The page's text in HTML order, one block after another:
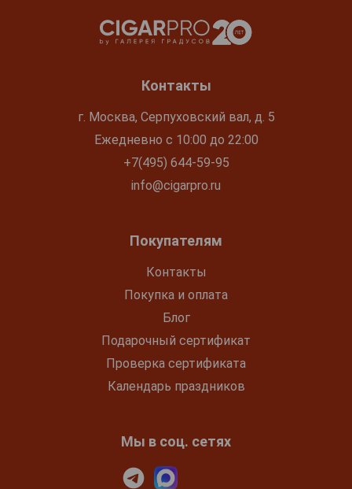
Контакты
г. Москва, Серпуховский вал, д. 5
Ежедневно с 10:00 до 22:00
+7(495) 644-59-95
info@cigarpro.ru
Покупателям
Контакты
Покупка и оплата
Блог
Подарочный сертификат
Проверка сертификата
Календарь праздников
Мы в соц. сетях